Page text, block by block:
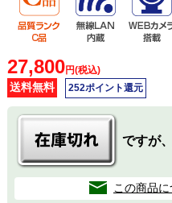
27,800円(税込)
送料無料 252ポイント還元
ですが、
この商品